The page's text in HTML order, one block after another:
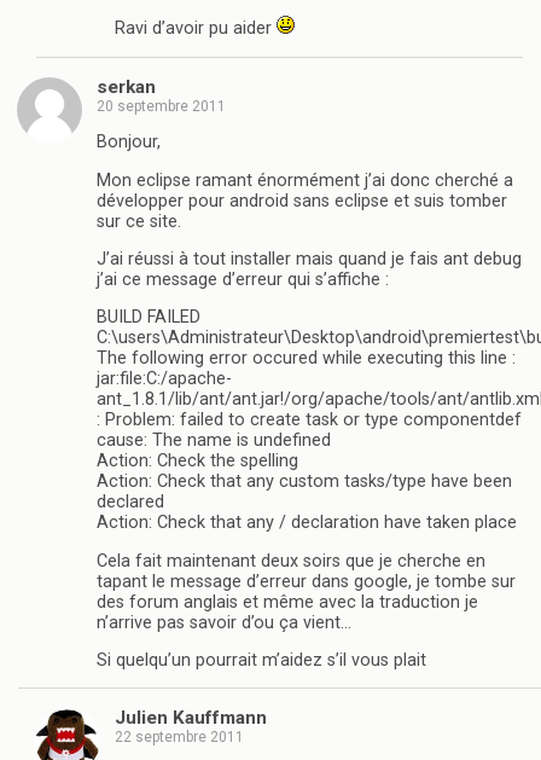
Ravi d’avoir pu aider
serkan
20 septembre 2011
Bonjour,
Mon eclipse ramant énormément j’ai donc cherché a
développer pour android sans eclipse et suis tomber
sur ce site.
J’ai réussi à tout installer mais quand je fais ant debug
j’ai ce message d’erreur qui s’affiche :
BUILD FAILED
The following error occured while executing this line :
jar:file:C:/apache-
ant_1.8.1/lib/ant/ant.jar!/org/apache/tools/ant/
: Problem: failed to create task or type componentdef
cause: The name is undefined
Action: Check the spelling
Action: Check that any custom tasks/type have been
declared
Action: Check that any / declaration have taken place
Cela fait maintenant deux soirs que je cherche en
tapant le message d’erreur dans google, je tombe sur
des forum anglais et même avec la traduction je
n’arrive pas savoir d’ou ça vient…
Si quelqu’un pourrait m’aidez s’il vous plait
Julien Kauffmann
22 septembre 2011